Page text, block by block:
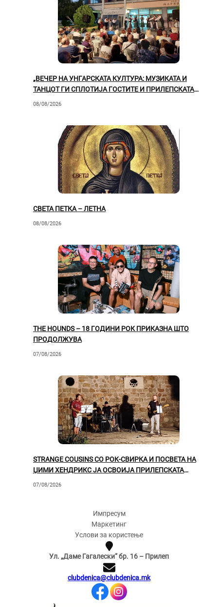
„ВЕЧЕР НА УНГАРСКАТА КУЛТУРА: МУЗИКАТА И
ТАНЦОТ ГИ СПЛОТИЈА ГОСТИТЕ И ПРИЛЕПСКАТА
08/08/2026
СВЕТА ПЕТКА – ЛЕТНА
08/08/2026
THE HOUNDS – 18 ГОДИНИ РОК ПРИКАЗНА ШТО
ПРОДОЛЖУВА
07/08/2026
STRANGE COUSINS СО РОК-СВИРКА И ПОСВЕТА НА
ЏИМИ ХЕНДРИКС ЈА ОСВОИЈА ПРИЛЕПСКАТА
07/08/2026
Импресум
Маркетинг
Услови за користење
Ул. „Даме Гагалески“ бр. 16 – Прилеп
clubdenica@clubdenica.mk